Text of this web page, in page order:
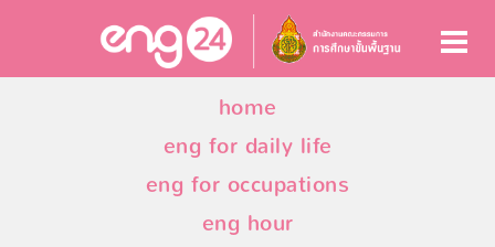
home
eng for daily life
eng for occupations
eng hour